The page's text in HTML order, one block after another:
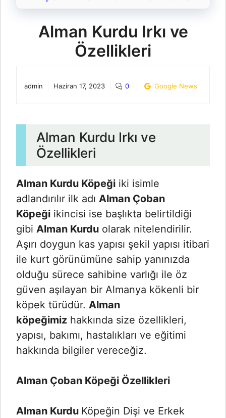
Alman Kurdu Irkı ve
Özellikleri
admin Haziran 17, 2023 0 Google News
Alman Kurdu Irkı ve
Özellikleri
Alman Kurdu Köpeği iki isimle
adlandırılır ilk adı Alman Çoban
Köpeği ikincisi ise başlıkta belirtildiği
gibi Alman Kurdu olarak nitelendirilir.
Aşırı doygun kas yapısı şekil yapısı itibari
ile kurt görünümüne sahip yanınızda
olduğu sürece sahibine varlığı ile öz
güven aşılayan bir Almanya kökenli bir
köpek türüdür. Alman
köpeğimiz hakkında size özellikleri,
yapısı, bakımı, hastalıkları ve eğitimi
hakkında bilgiler vereceğiz.
Alman Çoban Köpeği Özellikleri
Alman Kurdu Köpeğin Dişi ve Erkek